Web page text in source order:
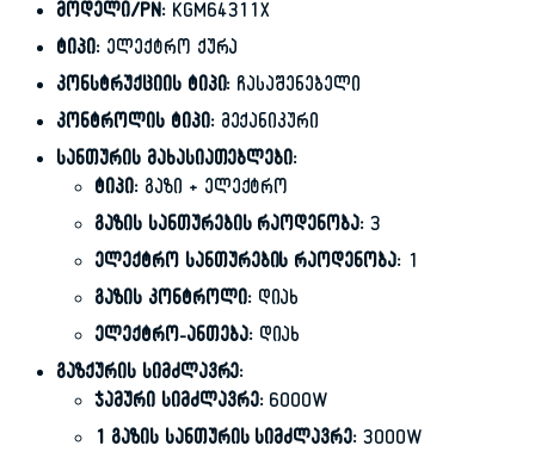
მოდელი/PN:KGM64311X
ტიპი:ელექტრო ქურა
კონსტრუქციის ტიპი: ჩასაშენებელი
კონტროლის ტიპი:მექანიკური
სანთურის მახასიათებლები:
ტიპი:გაზი + ელექტრო
გაზის სანთურების რაოდენობა: 3
ელექტრო სანთურების რაოდენობა: 1
გაზის კონტროლი:დიახ
ელექტრო-ანთება:დიახ
გაზქურის სიმძლავრე:
ჯამური სიმძლავრე:6000W
1 გაზის სანთურის სიმძლავრე: 3000W